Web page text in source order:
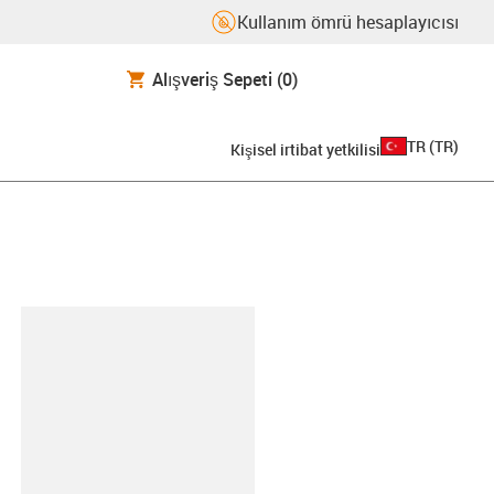
Kullanım ömrü hesaplayıcısı
Alışveriş Sepeti (0)
Kişisel irtibat yetkilisi TR (TR)